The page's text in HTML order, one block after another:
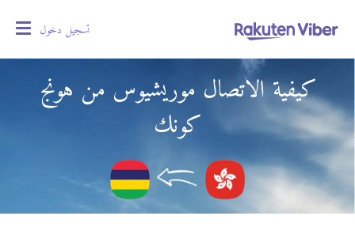
تسجيل دخول
كيفية الاتصال موريشيوس من هونج
كونك